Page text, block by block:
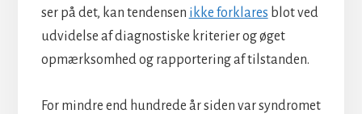
ser på det, kan tendensen ikke forklares blot ved
udvidelse af diagnostiske kriterier og øget
opmærksomhed og rapportering af tilstanden.
For mindre end hundrede år siden var syndromet